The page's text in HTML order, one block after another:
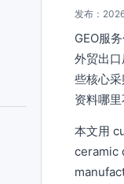
发布：
GEO服
外贸出
些核心
资料哪
本文用
ceramic